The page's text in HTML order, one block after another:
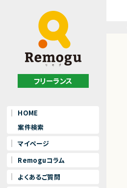
フリーランス
HOME
案件検索
マイページ
Remoguコラム
よくあるご質問